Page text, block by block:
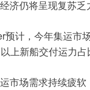
济仍将呈现复苏乏
预计，今年集运市
以上新船交付运力占
市场需求持续疲软